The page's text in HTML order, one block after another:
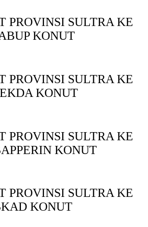
PROVINSI SULTRA KE
KONUT
PROVINSI SULTRA KE
KONUT
PROVINSI SULTRA KE
KONUT
PROVINSI SULTRA KE
KONUT